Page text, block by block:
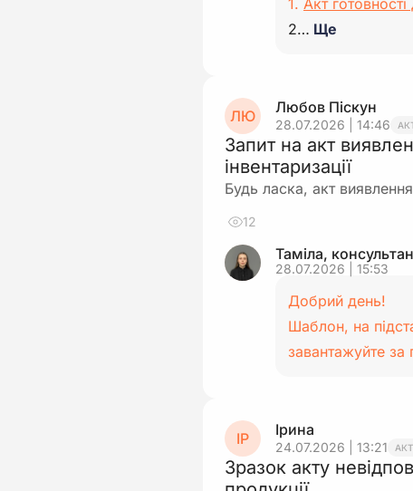
1. Акт
2… Ще
ЛЮ Любов Піскун
28.07.2026 | 14:46
Запит на акт
інвентаризації
Будь ласка, акт
12
Таміла,
28.07.2026 | 15:53
Добрий день!
Шаблон, на
завантажуйте
ІР Ірина
24.07.2026 | 13:21
Зразок акту